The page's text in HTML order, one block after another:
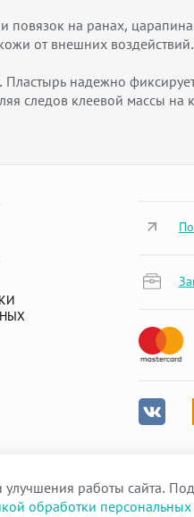
на ранах,
от внешних воздействий.
надежно
следов клеевой массы на
работы сайта.
обработки